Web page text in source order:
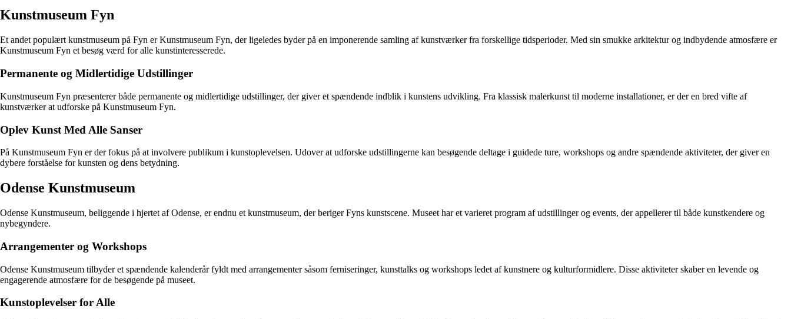
Kunstmuseum Fyn
Et andet populært kunstmuseum på Fyn er Kunstmuseum Fyn, der ligeledes byder på en imponerende samling af kunstværker fra forskellige tidsperioder. Med sin smukke arkitektur og indbydende atmosfære er
Kunstmuseum Fyn et besøg værd for alle kunstinteresserede.
Permanente og Midlertidige Udstillinger
Kunstmuseum Fyn præsenterer både permanente og midlertidige udstillinger, der giver et spændende indblik i kunstens udvikling. Fra klassisk malerkunst til moderne installationer, er der en bred vifte af
kunstværker at udforske på Kunstmuseum Fyn.
Oplev Kunst Med Alle Sanser
På Kunstmuseum Fyn er der fokus på at involvere publikum i kunstoplevelsen. Udover at udforske udstillingerne kan besøgende deltage i guidede ture, workshops og andre spændende aktiviteter, der giver en
dybere forståelse for kunsten og dens betydning.
Odense Kunstmuseum
Odense Kunstmuseum, beliggende i hjertet af Odense, er endnu et kunstmuseum, der beriger Fyns kunstscene. Museet har et varieret program af udstillinger og events, der appellerer til både kunstkendere og
nybegyndere.
Arrangementer og Workshops
Odense Kunstmuseum tilbyder et spændende kalenderår fyldt med arrangementer såsom ferniseringer, kunsttalks og workshops ledet af kunstnere og kulturformidlere. Disse aktiviteter skaber en levende og
engagerende atmosfære for de besøgende på museet.
Kunstoplevelser for Alle